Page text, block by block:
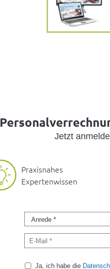
Jetzt
Praxisnahes
Expertenwissen
Ja, ich habe die